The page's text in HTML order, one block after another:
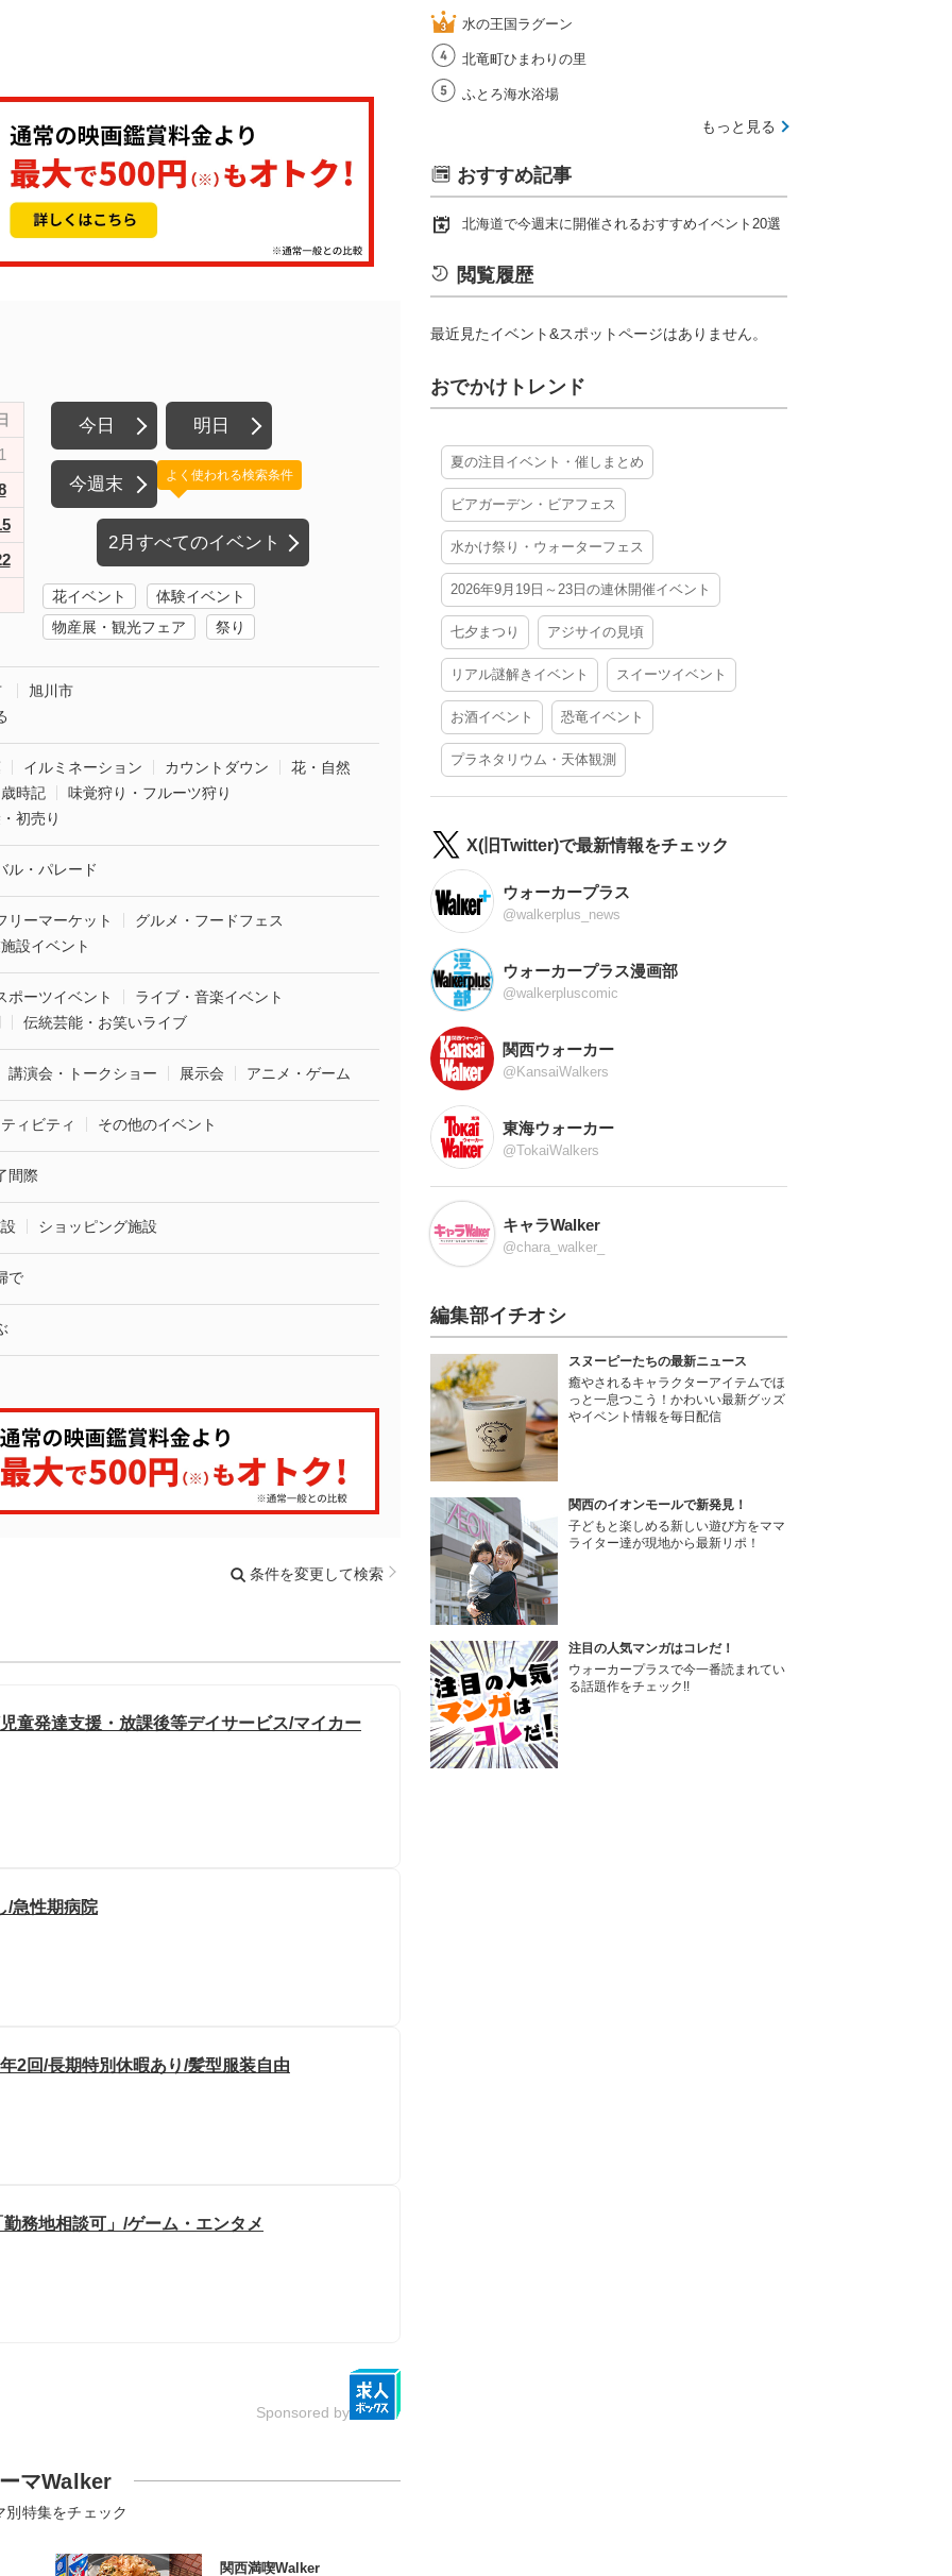
今日 明日
今週末
2月すべてのイベント
よく使われる検索条件
花イベント
体験イベント
物産展・観光フェア
祭り
旭川市
イルミネーション カウントダウン
花・自然
時記
味覚狩り・フルーツ狩り
初売り
ル・パレード
リーマーケット
グルメ・フードフェス
設イベント
ポーツイベント
ライブ・音楽イベント
伝統芸能・お笑いライブ
講演会・トークショー 展示会 アニメ・ゲーム
ィビティ その他のイベント
間際
ショッピング施設
で
条件を変更して検索
童発達支援・放課後等デイサービス/マイカー
/急性期病院
2回/長期特別休暇あり/髪型服装自由
務地相談可」/ゲーム・エンタメ
Sponsored by
マWalker
別特集をチェック
関西満喫Walker
水の王国ラグーン
北竜町ひまわりの里
ふとろ海水浴場
もっと見る
おすすめ記事
北海道で今週末に開催されるおすすめイベント20選
閲覧履歴
最近見たイベント&スポットページはありません。
おでかけトレンド
夏の注目イベント・催しまとめ
ビアガーデン・ビアフェス
水かけ祭り・ウォーターフェス
2026年9月19日～23日の連休開催イベント
七夕まつり アジサイの見頃
リアル謎解きイベント スイーツイベント
お酒イベント 恐竜イベント
プラネタリウム・天体観測
X(旧Twitter)で最新情報をチェック
ウォーカープラス
@walkerplus_news
ウォーカープラス漫画部
@walkerpluscomic
関西ウォーカー
@KansaiWalkers
東海ウォーカー
@TokaiWalkers
キャラWalker
@chara_walker_
編集部イチオシ
スヌーピーたちの最新ニュース
癒やされるキャラクターアイテムでほ
っと一息つこう！かわいい最新グッズ
やイベント情報を毎日配信
関西のイオンモールで新発見！
子どもと楽しめる新しい遊び方をママ
ライター達が現地から最新リポ！
注目の人気マンガはコレだ！
ウォーカープラスで今一番読まれてい
る話題作をチェック!!